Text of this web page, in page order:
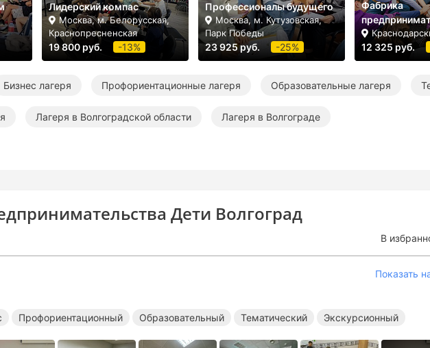
Дети Волгоград
В
Показать
Профориентационный Образовательный Тематический Экскурсионный
Лидерский компас
Москва, м. Белорусская,
Краснопресненская
19 800 руб. -13%
Профессионалы будущего
Москва, м. Кутузовская,
Парк Победы
23 925 руб. -25%
Фабрика
12 325 руб.
Бизнес лагеря Профориентационные лагеря Образовательные лагеря
Лагеря в Волгоградской области Лагеря в Волгограде